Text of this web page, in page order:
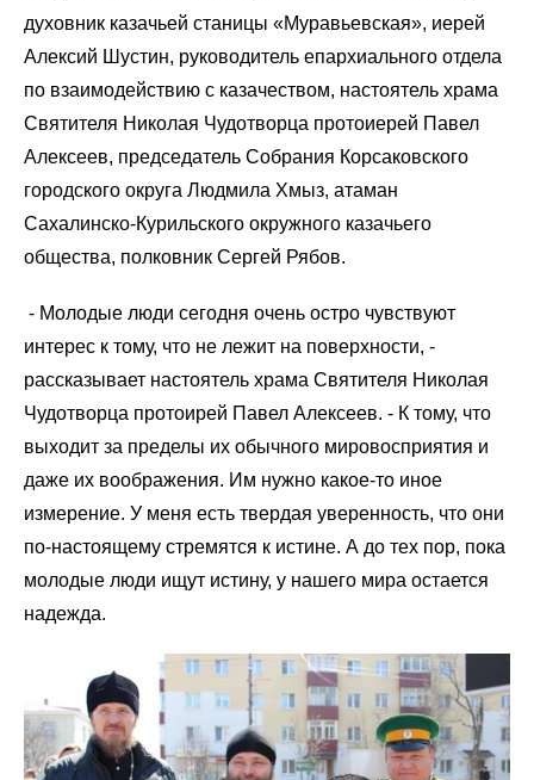
духовник казачьей станицы «Муравьевская», иерей
Алексий Шустин, руководитель епархиального отдела
по взаимодействию с казачеством, настоятель храма
Святителя Николая Чудотворца протоиерей Павел
Алексеев, председатель Собрания Корсаковского
городского округа Людмила Хмыз, атаман
Сахалинско-Курильского окружного казачьего
общества, полковник Сергей Рябов.
- Молодые люди сегодня очень остро чувствуют
интерес к тому, что не лежит на поверхности, -
рассказывает настоятель храма Святителя Николая
Чудотворца протоирей Павел Алексеев. - К тому, что
выходит за пределы их обычного мировосприятия и
даже их воображения. Им нужно какое-то иное
измерение. У меня есть твердая уверенность, что они
по-настоящему стремятся к истине. А до тех пор, пока
молодые люди ищут истину, у нашего мира остается
надежда.